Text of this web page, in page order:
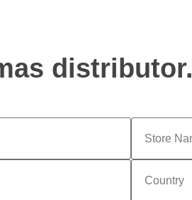
distributor.